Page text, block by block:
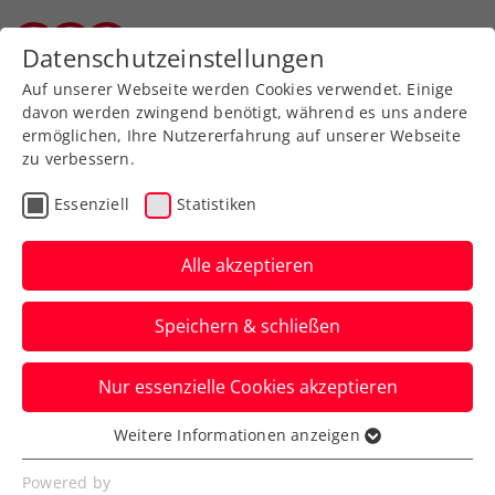
Zurück zur Newsübersicht
ATP
WTA Miami: Grabher
verkauft sich gegen
Tauson tapfer
Österreichs Spitzenspielerin zieht gegen
Skandinaviens Youngster in zwei knappen
Sätzen den Kürzeren.
Verfasst von: Manuel Wachta, 21.03.2025
Datenschutzeinstellungen
Auf unserer Webseite werden Cookies verwendet. Einige
davon werden zwingend benötigt, während es uns andere
ermöglichen, Ihre Nutzererfahrung auf unserer Webseite
zu verbessern.
Essenziell Statistiken
Alle akzeptieren
Speichern & schließen
Nur essenzielle Cookies akzeptieren
Essenziell
Essenzielle Cookies werden für grundlegende
Weitere Informationen anzeigen
Powered by